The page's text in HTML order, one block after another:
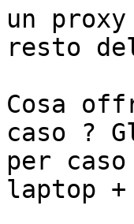
un
resto
Cosa
caso ?
per
laptop